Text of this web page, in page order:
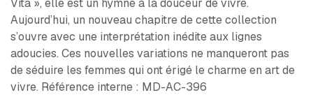
Vita », elle est un hymne à la douceur de vivre.
Aujourd’hui, un nouveau chapitre de cette collection
s’ouvre avec une interprétation inédite aux lignes
adoucies. Ces nouvelles variations ne manqueront pas
de séduire les femmes qui ont érigé le charme en art de
vivre. Référence interne : MD-AC-396